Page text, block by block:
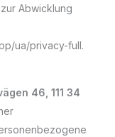
Abwicklung
ua/privacy-full.
46, 111 34